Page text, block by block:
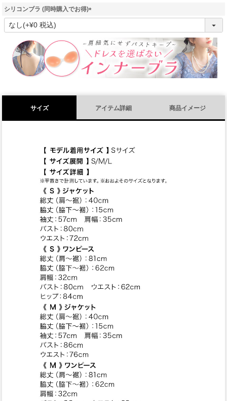
シリコンブラ (同時購入でお得)
(
須
)
サイズ アイテム詳細 商品イメージ